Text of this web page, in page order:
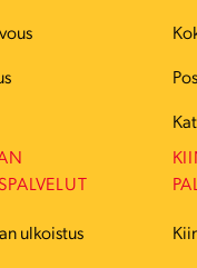
ulkoistus